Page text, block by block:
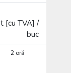
[cu TVA] /
buc
2 oră